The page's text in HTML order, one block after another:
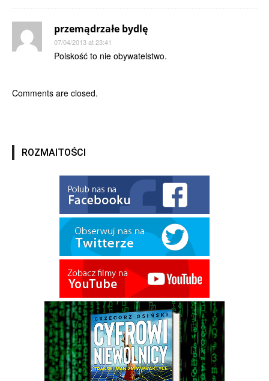
przemądrzałe bydlę
07/04/2013 at 23:41
Polskość to nie obywatelstwo.
Comments are closed.
ROZMAITOŚCI